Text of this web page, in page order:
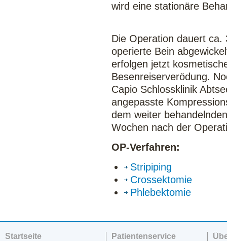
wird eine stationäre
Die Operation dauert ca.
operierte Bein
erfolgen jetzt
Besenreiserverödung.
Capio Schlossklinik
angepasste
dem weiter
Wochen nach der
OP-Verfahren:
Stripiping
Crossektomie
Phlebektomie
Startseite Patientenservice